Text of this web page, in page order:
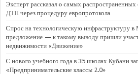
Эксперт рассказал о самых
ДТП через процедуру европротокола
Спрос на технологическую инфраструктуру
предложение — к такому выводу пришли
недвижимости «Движение»
С нового учебного года в 35 школах Кубани
«Предпринимательские классы 2.0»